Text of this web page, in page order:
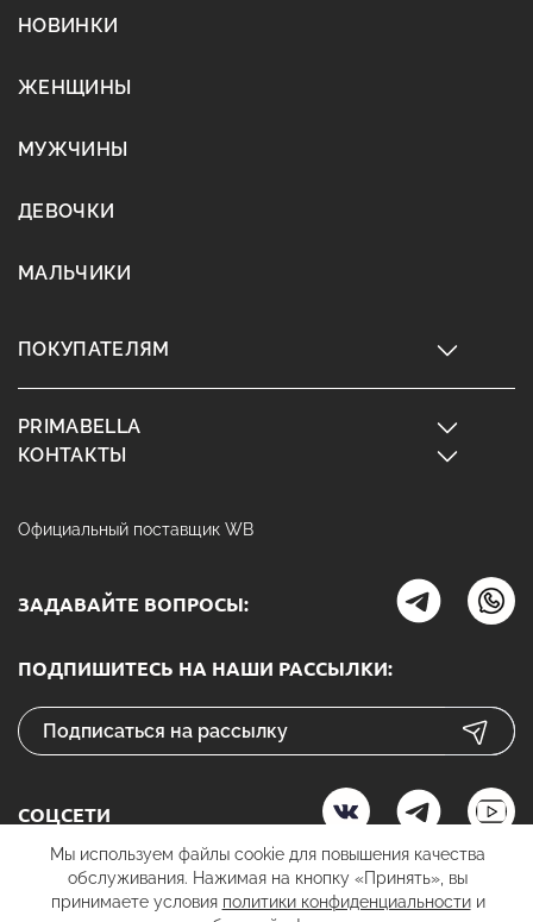
НОВИНКИ
ЖЕНЩИНЫ
МУЖЧИНЫ
ДЕВОЧКИ
МАЛЬЧИКИ
ПОКУПАТЕЛЯМ
PRIMABELLA
КОНТАКТЫ
Официальный поставщик WB
ЗАДАВАЙТЕ ВОПРОСЫ:
ПОДПИШИТЕСЬ НА НАШИ РАССЫЛКИ:
СОЦСЕТИ
Мы используем файлы cookie для повышения качества
обслуживания. Нажимая на кнопку «Принять», вы
принимаете условия политики конфиденциальностии